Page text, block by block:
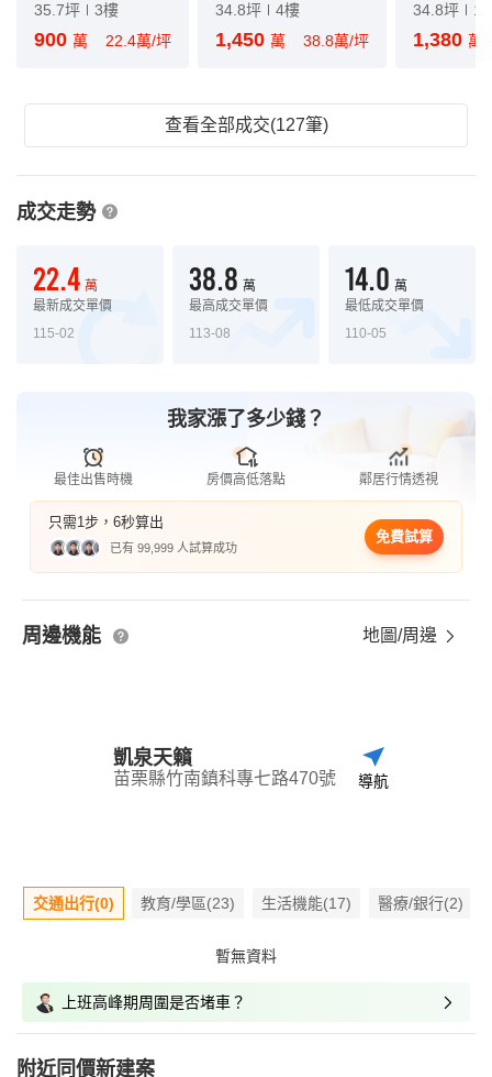
35.7坪 3樓
900 萬 22.4萬/坪
34.8坪 4樓
1,450 萬 38.8萬/坪
34.8坪
1,380 萬
查看全部成交(127筆)
成交走勢
22.4 萬
最新成交單價
115-02
38.8 萬
最高成交單價
113-08
14.0 萬
最低成交單價
110-05
我家漲了多少錢？
最佳出售時機 房價高低落點 鄰居行情透視
只需1步，6秒算出
已有 99,999 人試算成功
免費試算
周邊機能 地圖/周邊
凱泉天籟
苗栗縣竹南鎮科專七路470號 導航
交通出行(0) 教育/學區(23) 生活機能(17) 醫療/銀行(2)
暫無資料
上班高峰期周圍是否堵車？
附近同價新建案